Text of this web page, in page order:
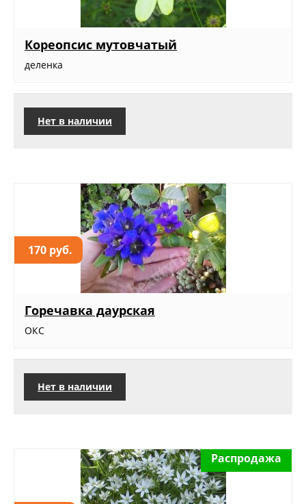
Кореопсис мутовчатый
деленка
Нет в наличии
170 руб.
Горечавка даурская
ОКС
Нет в наличии
Распродажа